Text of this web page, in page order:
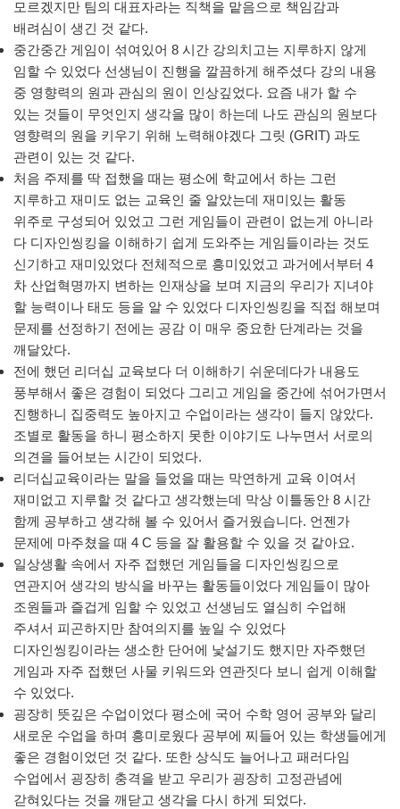
모르겠지만 팀의 대표자라는 직책을 맡음으로 책임감과
배려심이 생긴 것 같다.
중간중간 게임이 섞여있어 8 시간 강의치고는 지루하지 않게
임할 수 있었다 선생님이 진행을 깔끔하게 해주셨다 강의 내용
중 영향력의 원과 관심의 원이 인상깊었다. 요즘 내가 할 수
있는 것들이 무엇인지 생각을 많이 하는데 나도 관심의 원보다
영향력의 원을 키우기 위해 노력해야겠다 그릿 (GRIT) 과도
관련이 있는 것 같다.
처음 주제를 딱 접했을 때는 평소에 학교에서 하는 그런
지루하고 재미도 없는 교육인 줄 알았는데 재미있는 활동
위주로 구성되어 있었고 그런 게임들이 관련이 없는게 아니라
다 디자인씽킹을 이해하기 쉽게 도와주는 게임들이라는 것도
신기하고 재미있었다 전체적으로 흥미있었고 과거에서부터 4
차 산업혁명까지 변하는 인재상을 보며 지금의 우리가 지녀야
할 능력이나 태도 등을 알 수 있었다 디자인씽킹을 직접 해보며
문제를 선정하기 전에는 공감 이 매우 중요한 단계라는 것을
깨달았다.
전에 했던 리더십 교육보다 더 이해하기 쉬운데다가 내용도
풍부해서 좋은 경험이 되었다 그리고 게임을 중간에 섞어가면서
진행하니 집중력도 높아지고 수업이라는 생각이 들지 않았다.
조별로 활동을 하니 평소하지 못한 이야기도 나누면서 서로의
의견을 들어보는 시간이 되었다.
리더십교육이라는 말을 들었을 때는 막연하게 교육 이여서
재미없고 지루할 것 같다고 생각했는데 막상 이틀동안 8 시간
함께 공부하고 생각해 볼 수 있어서 즐거웠습니다. 언젠가
문제에 마주쳤을 때 4 C 등을 잘 활용할 수 있을 것 같아요.
일상생활 속에서 자주 접했던 게임들을 디자인씽킹으로
연관지어 생각의 방식을 바꾸는 활동들이었다 게임들이 많아
조원들과 즐겁게 임할 수 있었고 선생님도 열심히 수업해
주셔서 피곤하지만 참여의지를 높일 수 있었다
디자인씽킹이라는 생소한 단어에 낯설기도 했지만 자주했던
게임과 자주 접했던 사물 키워드와 연관짓다 보니 쉽게 이해할
수 있었다.
굉장히 뜻깊은 수업이었다 평소에 국어 수학 영어 공부와 달리
새로운 수업을 하며 흥미로웠다 공부에 찌들어 있는 학생들에게
좋은 경험이었던 것 같다. 또한 상식도 늘어나고 패러다임
수업에서 굉장히 충격을 받고 우리가 굉장히 고정관념에
갇혀있다는 것을 깨닫고 생각을 다시 하게 되었다.